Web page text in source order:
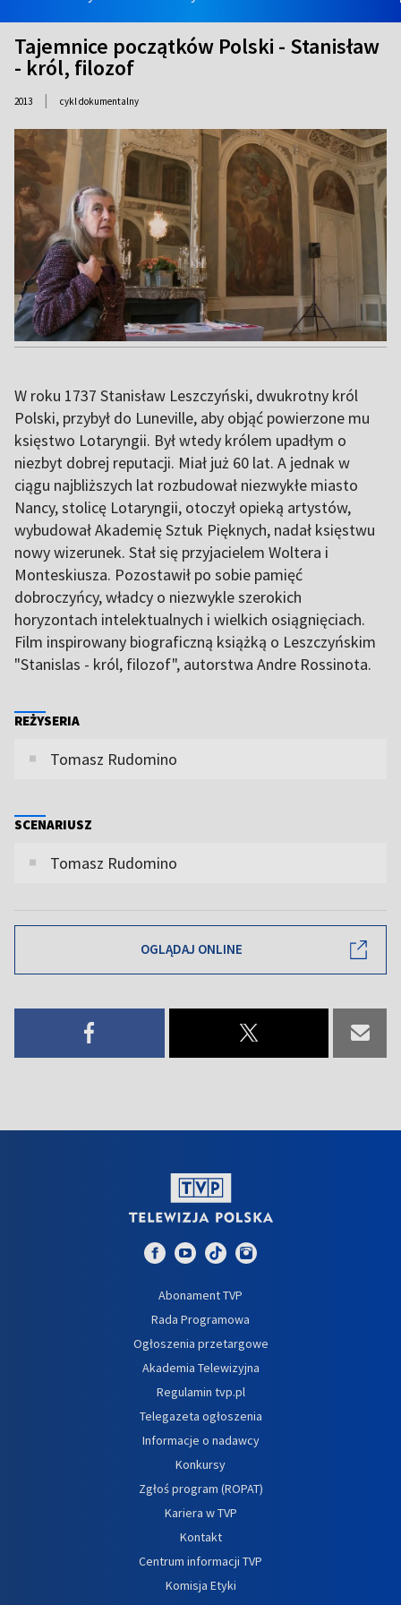
Tajemnice początków Polski - Stanisław
- król, filozof
2013 | cykl dokumentalny
W roku 1737 Stanisław Leszczyński, dwukrotny król
Polski, przybył do Luneville, aby objąć powierzone mu
księstwo Lotaryngii. Był wtedy królem upadłym o
niezbyt dobrej reputacji. Miał już 60 lat. A jednak w
ciągu najbliższych lat rozbudował niezwykłe miasto
Nancy, stolicę Lotaryngii, otoczył opieką artystów,
wybudował Akademię Sztuk Pięknych, nadał księstwu
nowy wizerunek. Stał się przyjacielem Woltera i
Monteskiusza. Pozostawił po sobie pamięć
dobroczyńcy, władcy o niezwykle szerokich
horyzontach intelektualnych i wielkich osiągnięciach.
Film inspirowany biograficzną książką o Leszczyńskim
"Stanislas - król, filozof", autorstwa Andre Rossinota.
REŻYSERIA
Tomasz Rudomino
SCENARIUSZ
Tomasz Rudomino
OGLĄDAJ ONLINE
Abonament TVP
Rada Programowa
Ogłoszenia przetargowe
Akademia Telewizyjna
Regulamin tvp.pl
Telegazeta ogłoszenia
Informacje o nadawcy
Konkursy
Zgłoś program (ROPAT)
Kariera w TVP
Kontakt
Centrum informacji TVP
Komisja Etyki